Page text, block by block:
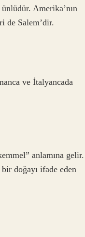
Amerika’nın
de Salem’dir.
ve İtalyancada
anlamına gelir.
bir doğayı ifade eden